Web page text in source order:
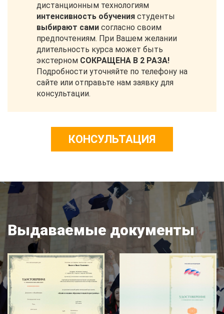
дистанционным технологиям
интенсивность обучения студенты
выбирают сами согласно своим
предпочтениям. При Вашем желании
длительность курса может быть
экстерном СОКРАЩЕНА В 2 РАЗА!
Подробности уточняйте по телефону на
сайте или отправьте нам заявку для
консультации.
КОНСУЛЬТАЦИЯ
Выдаваемые документы